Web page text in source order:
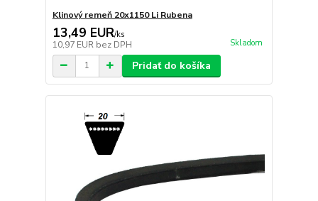
Klinový remeň 20x1150 Li Rubena
13,49 EUR/ks
10,97 EUR bez DPH Skladom
Pridať do košíka